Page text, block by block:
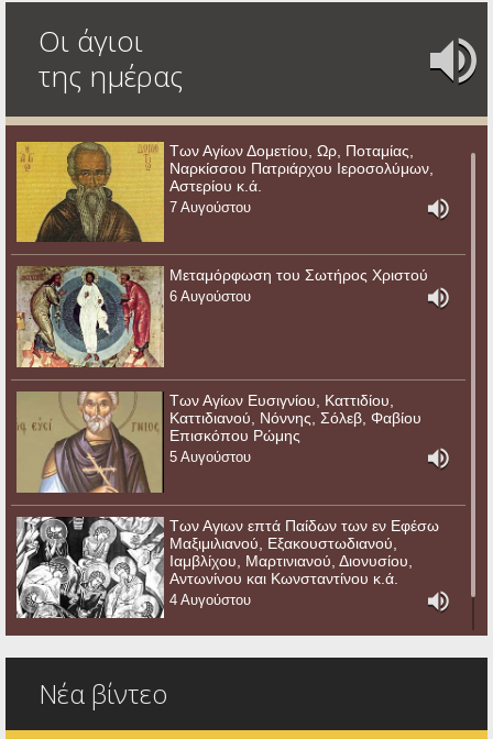
Οι άγιοι
της ημέρας
Των Αγίων Δομετίου, Ωρ, Ποταμίας,
Ναρκίσσου Πατριάρχου Ιεροσολύμων,
Αστερίου κ.ά.
7 Αυγούστου
Μεταμόρφωση του Σωτήρος Χριστού
6 Αυγούστου
Των Αγίων Ευσιγνίου, Καττιδίου,
Καττιδιανού, Νόννης, Σόλεβ, Φαβίου
Επισκόπου Ρώμης
5 Αυγούστου
Των Αγιων επτά Παίδων των εν Εφέσω
Μαξιμιλιανού, Εξακουστωδιανού,
Ιαμβλίχου, Μαρτινιανού, Διονυσίου,
Αντωνίνου και Κωνσταντίνου κ.ά.
4 Αυγούστου
Νέα βίντεο